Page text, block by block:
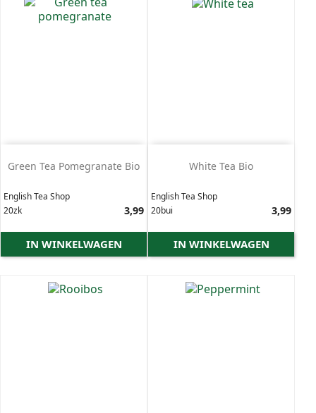
Green Tea Pomegranate Bio
English Tea Shop
20zk
3,99
IN WINKELWAGEN
White Tea Bio
English Tea Shop
20bui
3,99
IN WINKELWAGEN